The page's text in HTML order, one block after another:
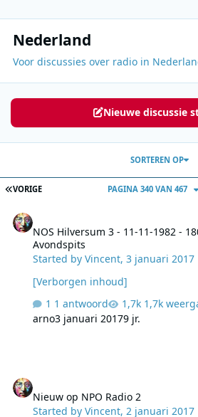
Nederland
Voor discussies over radio in
Nieuwe discussie
EERSTE PAGINA
VORIGE PAGINA 340 VAN 467
SORTEREN OP
NOS Hilversum 3 - 11-11-1982 -
Avondspits
Started byVincent,3 januari 2017
[Verborgen inhoud]
1 antwoord
1,7k
arno3 januari 20179 jr.
Nieuw op NPO Radio 2
Started byVincent,2 januari 2017